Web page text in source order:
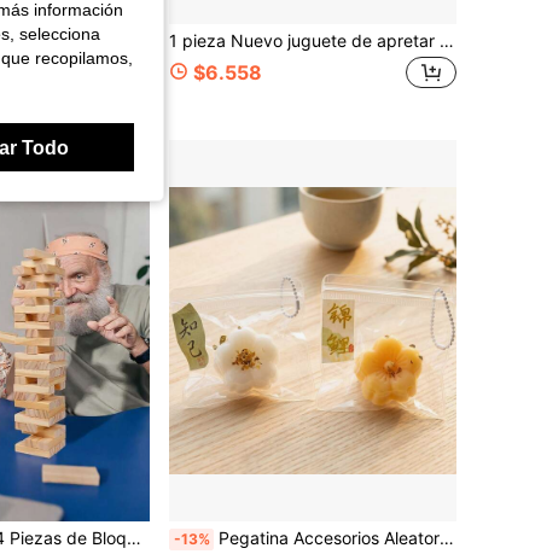
Globo de Animal Caminante, Juego de Globos, Globo de Bautizo, Decoración de Boda, Planificador de Fiestas, Comprador de Vacaciones, Decoración Navideña, Decoración Navideña 1 pieza Nuevo juguete de apretar de fresa grande con rebote lento, planta de apretar grande, planta sensorial rellena de PU, pelota de apretar con aroma dulce para alivio del estrés, adecuada para adultos
$6.558
Jenga - Juego de Torre de Equilibrio para Fiestas, Bloques de Dominó, Bloques de Madera Clásicos, Bloques de Torre Desmoronable, Perfecto para Fiestas y Reuniones, Excelente para Noches de Juegos -13% Pegatina Accesorios Aleatorios Aleatorios Vintage Pastel de Osmanto Juguete de Apretar TPR Súper Suave - Diseño Lindo, Herramienta Creativa de Alivio del Estrés, Herramienta de Relajación Emocional para Adultos
información
selecciona
recopilamos,
Todo